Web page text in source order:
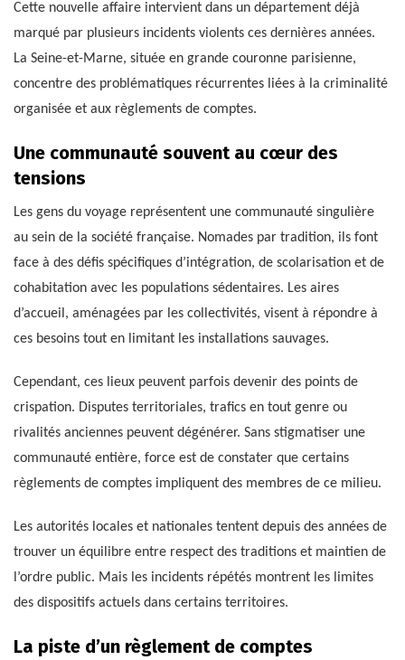
Cette nouvelle affaire intervient dans un département déjà
marqué par plusieurs incidents violents ces dernières années.
La Seine-et-Marne, située en grande couronne parisienne,
concentre des problématiques récurrentes liées à la criminalité
organisée et aux règlements de comptes.
Une communauté souvent au cœur des
tensions
Les gens du voyage représentent une communauté singulière
au sein de la société française. Nomades par tradition, ils font
face à des défis spécifiques d’intégration, de scolarisation et de
cohabitation avec les populations sédentaires. Les aires
d’accueil, aménagées par les collectivités, visent à répondre à
ces besoins tout en limitant les installations sauvages.
Cependant, ces lieux peuvent parfois devenir des points de
crispation. Disputes territoriales, trafics en tout genre ou
rivalités anciennes peuvent dégénérer. Sans stigmatiser une
communauté entière, force est de constater que certains
règlements de comptes impliquent des membres de ce milieu.
Les autorités locales et nationales tentent depuis des années de
trouver un équilibre entre respect des traditions et maintien de
l’ordre public. Mais les incidents répétés montrent les limites
des dispositifs actuels dans certains territoires.
La piste d’un règlement de comptes